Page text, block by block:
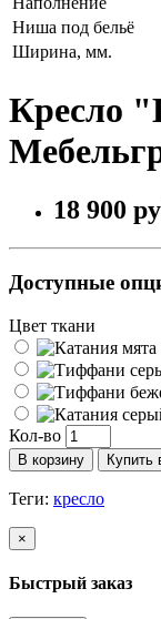
Ниша под бельё
Ширина, мм.
Кресло
18 900
Доступные
Цвет ткани
Кол-во
В корзину Купить
Теги: кресло
×
Быстрый заказ